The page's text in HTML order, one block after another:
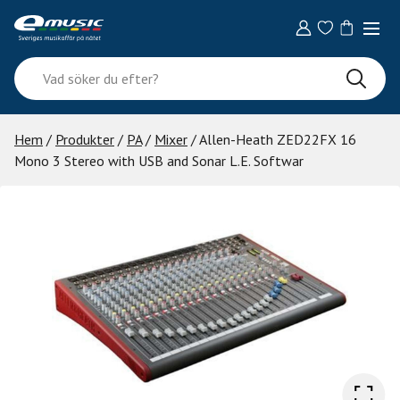
content
Vad
söker
du
efter?
Hem / Produkter / PA/ Mixer / Allen-Heath ZED22FX 16
Mono 3 Stereo with USB and Sonar L.E. Softwar